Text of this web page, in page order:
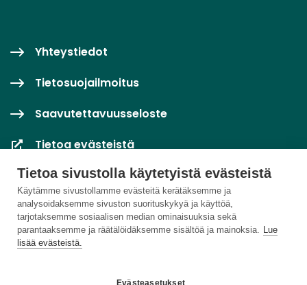
Tietoa sivustolla käytetyistä evästeistä
Käytämme sivustollamme evästeitä kerätäksemme ja
analysoidaksemme sivuston suorituskykyä ja käyttöä,
tarjotaksemme sosiaalisen median ominaisuuksia sekä
parantaaksemme ja räätälöidäksemme sisältöä ja mainoksia. Lue
lisää evästeistä.
Evästeasetukset
Yhteystiedot
Tietosuojailmoitus
Saavutettavuusseloste
Tietoa evästeistä
Evästeasetukset